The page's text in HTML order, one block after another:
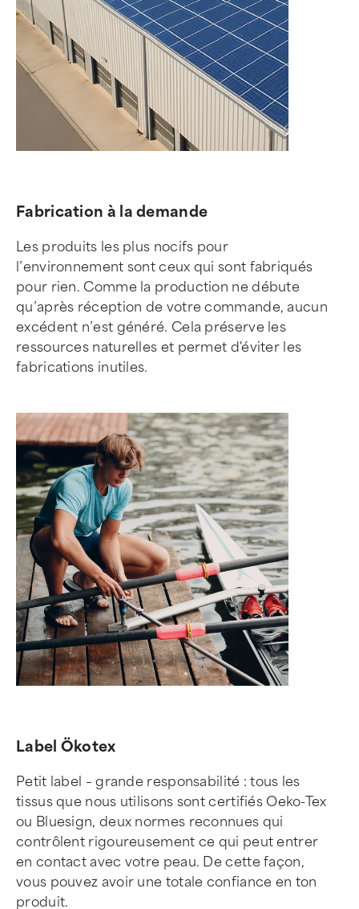
Fabrication à la demande
Les produits les plus nocifs pour
l’environnement sont ceux qui sont fabriqués
pour rien. Comme la production ne débute
qu’après réception de votre commande, aucun
excédent n’est généré. Cela préserve les
ressources naturelles et permet d'éviter les
fabrications inutiles.
Label Ökotex
Petit label – grande responsabilité : tous les
tissus que nous utilisons sont certifiés Oeko-Tex
ou Bluesign, deux normes reconnues qui
contrôlent rigoureusement ce qui peut entrer
en contact avec votre peau. De cette façon,
vous pouvez avoir une totale confiance en ton
produit.